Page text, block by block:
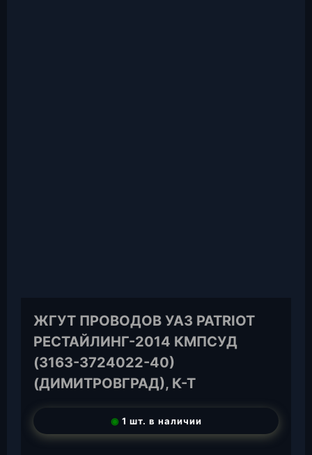
ЖГУТ ПРОВОДОВ УАЗ PATRIOT
РЕСТАЙЛИНГ-2014 КМПСУД
(3163-3724022-40)
(ДИМИТРОВГРАД), К-Т
◉ 1 шт. в наличии